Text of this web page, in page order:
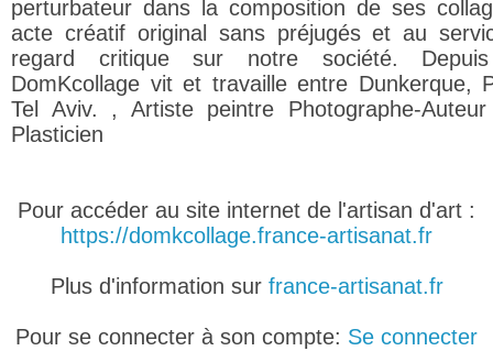
perturbateur dans la composition de ses
acte créatif original sans préjugés et au
regard critique sur notre société.
DomKcollage vit et travaille entre Dunkerque,
Tel Aviv. , Artiste peintre Photographe-
Plasticien
Pour accéder au site internet de l'artisan d'art :
https://domkcollage.france-artisanat.fr
Plus d'information sur france-artisanat.fr
Pour se connecter à son compte: Se connecter